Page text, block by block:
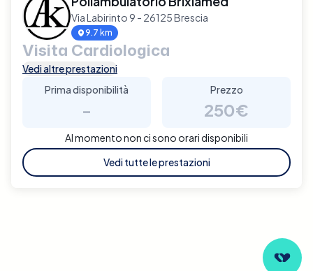
Via Labirinto 9 - 26125 Brescia
9.7 km
Visita Cardiologica
Vedi altre prestazioni
Prima disponibilità
-
Prezzo
250€
Al momento non ci sono orari disponibili
Vedi tutte le prestazioni